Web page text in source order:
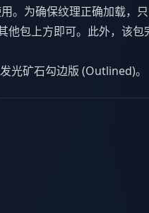
。为确保纹理正确加载，
他包上方即可。此外，该
光矿石勾边版 (Outlined)。